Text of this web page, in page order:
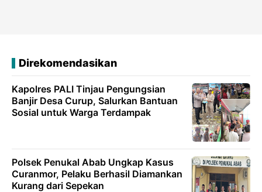
Direkomendasikan
Kapolres PALI Tinjau Pengungsian
Banjir Desa Curup, Salurkan Bantuan
Sosial untuk Warga Terdampak
Polsek Penukal Abab Ungkap Kasus
Curanmor, Pelaku Berhasil Diamankan
Kurang dari Sepekan